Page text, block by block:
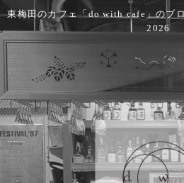
東梅田のカフェ「do with cafe」のブ
2026